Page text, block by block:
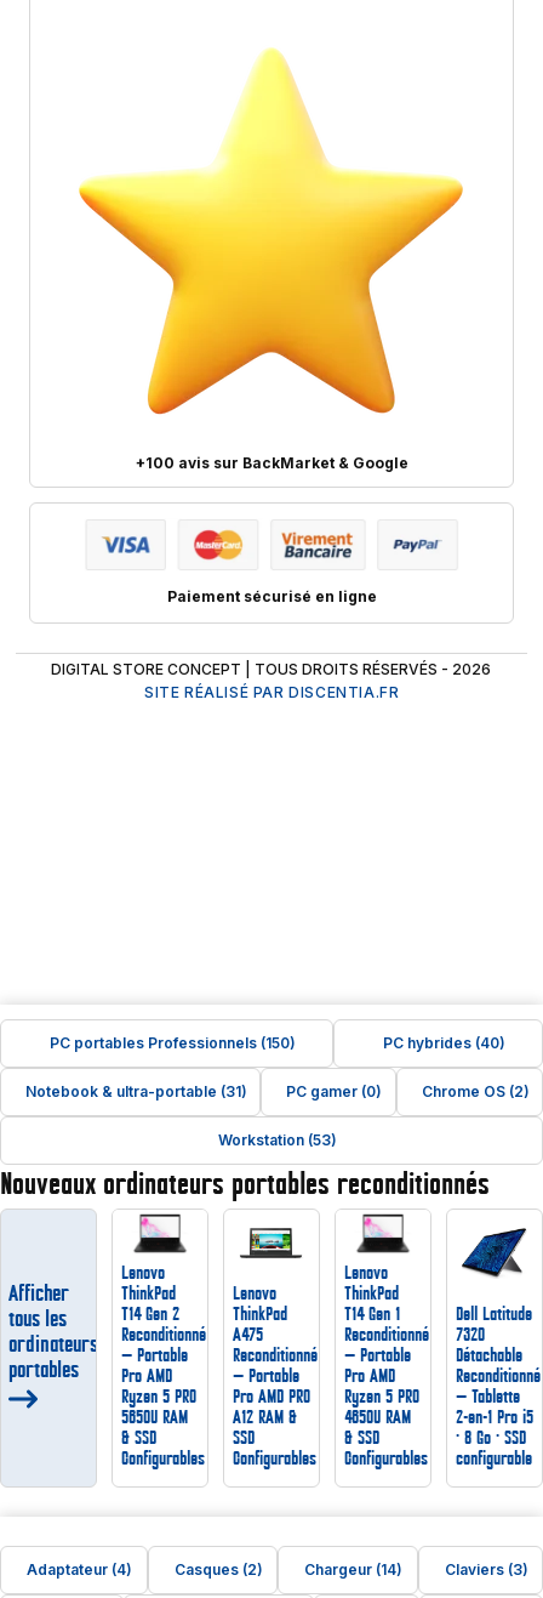
+100 avis sur BackMarket & Google
Paiement sécurisé en ligne
DIGITAL STORE CONCEPT | TOUS DROITS RÉSERVÉS - 2026
SITE RÉALISÉ PAR DISCENTIA.FR
PC portables Professionnels (150) PC hybrides (40)
Notebook & ultra-portable (31) PC gamer (0) Chrome OS (2)
Workstation (53)
Nouveaux ordinateurs portables reconditionnés
Afficher
tous les
ordinateurs
portables
Lenovo
ThinkPad
T14 Gen 2
Reconditionné
— Portable
Pro AMD
Ryzen 5 PRO
5650U RAM
& SSD
Configurables
Lenovo
ThinkPad
A475
Reconditionné
— Portable
Pro AMD PRO
A12 RAM &
SSD
Configurables
Lenovo
ThinkPad
T14 Gen 1
Reconditionné
— Portable
Pro AMD
Ryzen 5 PRO
4650U RAM
& SSD
Configurables
Dell Latitude
7320
Détachable
Reconditionné
— Tablette
2-en-1 Pro i5
· 8 Go · SSD
configurable
Adaptateur (4) Casques (2) Chargeur (14) Claviers (3)